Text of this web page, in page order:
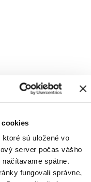
sú uložené vo
server počas vášho
spätne.
fungovali správne,